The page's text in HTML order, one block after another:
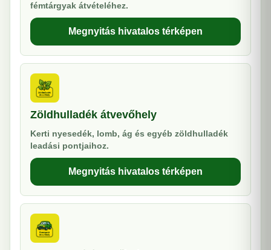
fémtárgyak átvételéhez.
Megnyitás hivatalos térképen
Zöldhulladék átvevőhely
Kerti nyesedék, lomb, ág és egyéb zöldhulladék
leadási pontjaihoz.
Megnyitás hivatalos térképen